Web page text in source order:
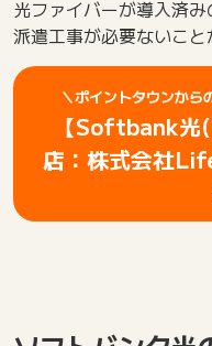
光ファイバーが導入済
派遣工事が必要ないこと
＼ポイントタウンから
【Softbank光
店：株式会社